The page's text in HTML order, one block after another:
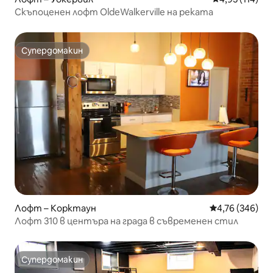
Скъпоценен лофт OldeWalkerville на реката
Супердомакин
Супердомакин
Лофт – Корктаун Средна
4,76 (346)
Лофт 310 в центъра на града в съвременен стил
Супердомакин
Супердомакин